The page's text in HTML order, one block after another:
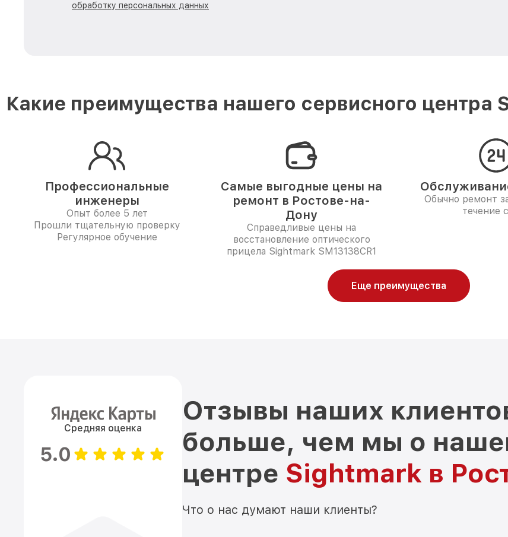
обработку персональных данных
Какие преимущества нашего сервисного центра
Профессиональные
инженеры
Опыт более 5 лет
Прошли тщательную проверку
Регулярное обучение
Самые выгодные цены на
ремонт в Ростове-на-
Дону
Справедливые цены на
восстановление оптического
прицела Sightmark SM13138CR1
Обычно ремонт
течение
Еще преимущества
Средняя оценка
5.0
Отзывы наших
больше, чем мы о
центре Sightmark в
Что о нас думают наши клиенты?